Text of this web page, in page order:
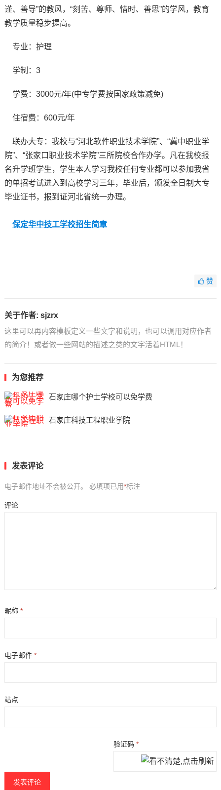
谨、善导”的教风，“刻苦、尊师、惜时、善思”的学风，教育
教学质量稳步提高。
专业：护理
学制：3
学费：3000元/年(中专学费按国家政策减免)
住宿费：600元/年
联办大专：我校与“河北软件职业技术学院”、“冀中职业学
院”、“张家口职业技术学院”三所院校合作办学。凡在我校报
名升学班学生，学生本人学习我校任何专业都可以参加我省
的单招考试进入到高校学习三年，毕业后，颁发全日制大专
毕业证书，报到证河北省统一办理。
保定华中技工学校招生简章
赞
关于作者: sjzrx
这里可以再内容模板定义一些文字和说明，也可以调用对应作者
的简介！或者做一些网站的描述之类的文字活着HTML！
为您推荐
石家庄哪个护士学校可以免学费
石家庄科技工程职业学院
发表评论
电子邮件地址不会被公开。 必填项已用*标注
评论
昵称 *
电子邮件 *
站点
验证码*